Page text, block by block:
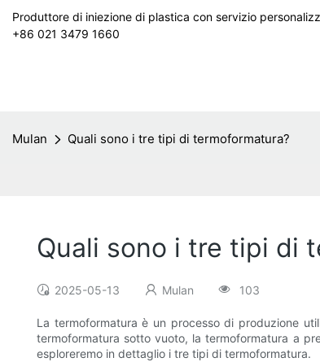
Produttore di iniezione di plastica con servizio
+86 021 3479 1660
Mulan Quali sono i tre tipi di termoformatura?
Quali sono i tre tipi di
2025-05-13 Mulan 103
La termoformatura è un processo di produzione
termoformatura sotto vuoto, la termoformatura a
esploreremo in dettaglio i tre tipi di termoformatura.